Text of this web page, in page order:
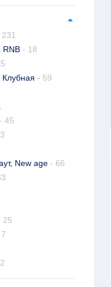
RNB - 18
Клубная - 59
- 45
New age - 66
25